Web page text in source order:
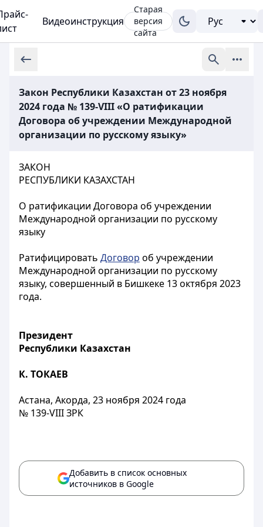
Видеоинструкция
Старая
версия
сайта
Закон Республики Казахстан от 23 ноября
2024 года № 139-VIII «О ратификации
Договора об учреждении Международной
организации по русскому языку»
ЗАКОН
РЕСПУБЛИКИ КАЗАХСТАН
О ратификации Договора об учреждении
Международной организации по русскому
языку
Ратифицировать Договор об учреждении
Международной организации по русскому
языку, совершенный в Бишкеке 13 октября 2023
года.
Президент
Республики Казахстан
К. ТОКАЕВ
Астана, Акорда, 23 ноября 2024 года
№ 139-VIII ЗРК
Добавить в список основных
источников в Google